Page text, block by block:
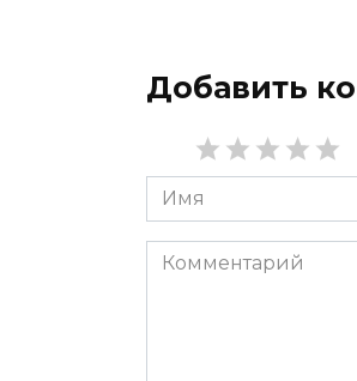
Добавить
Имя
*
Комментарий